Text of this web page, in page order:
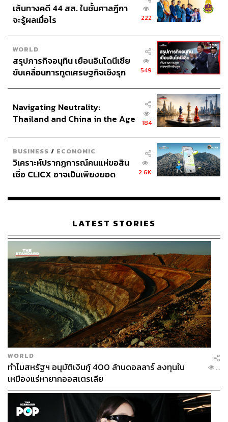
14.33 น.
พิธา โต้คารม ส.ว. เสรี หลังกล่าวหาก้าวไกลยุยงเด็กและ
เยาวชน
ภานนท์ สมาชิกวุฒิสภา โต้คารม หลังเสรีกล่าวหาก้าวไกล
ยุยงเด็กและเยาวชน
เส้นทางคดี 44 สส. ในชั้นศาลฎีกา
จะรู้ผลเมื่อไร
222
WORLD
สรุปภารกิจอนุทิน เยือนอินโดนีเซีย
ขับเคลื่อนการทูตเศรษฐกิจเชิงรุก
549
Navigating Neutrality:
Thailand and China in the Age
184
BUSINESS / ECONOMIC
วิเคราะห์ปรากฏการณ์คนแห่ขอสิน
เชื่อ CLICX อาจเป็นเพียงยอด
เรือนไทยที่ถูกซุกไว้
2.6K
LATEST STORIES
WORLD
ทำไมสหรัฐฯ อนุมัติเงินกู้ 400 ล้านดอลลาร์ ลงทุนใน
เหมืองแร่หายากออสเตรเลีย
...